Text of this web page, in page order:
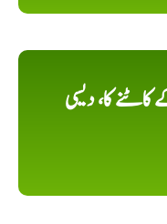
کا، دیسی